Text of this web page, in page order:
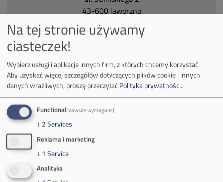
43-600 Jaworzno
Tel.
+48 32 618 50 00
Zakład Górniczy Janina
32-590 Libiąż
Tel.+48 32 627 00 00
Zakład Górniczy Brzeszcze
ul.Kościuszki 1
tel.+48 32 716 53 00
Na tej stronie używamy
ciasteczek!
Wybierz usługi i aplikacje innych firm, z których chcemy korzystać.
Aby uzyskać więcej szczegółów dotyczących plików cookie i innych
danych wrażliwych, proszę przeczytaćPolityka prywatności.
Functional(zawsze wymagane)
↓ 2Services
Reklama i marketing
↓ 1 Service
Analityka